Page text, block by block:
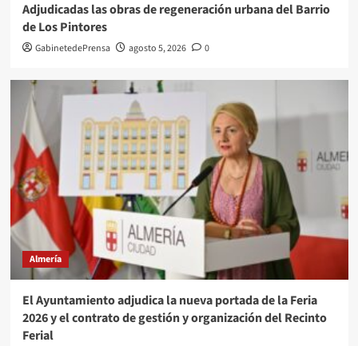
Adjudicadas las obras de regeneración urbana del Barrio
de Los Pintores
GabinetedePrensa agosto 5, 2026 0
Almería
El Ayuntamiento adjudica la nueva portada de la Feria
2026 y el contrato de gestión y organización del Recinto
Ferial